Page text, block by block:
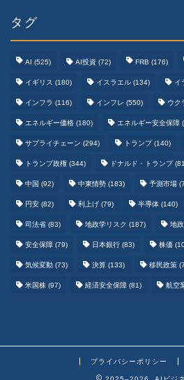
タグ
AI (525) AI投資 (72) FRB (176)
イギリス (180) イスラエル (134) イ
インフラ (116) インフレ (550) ウク
エネルギー価格 (180) エネルギー安全保障
サプライチェーン (294) トランプ(140)
トランプ政権 (344) ドナルド・トランプ
中国 (92) 中東情勢 (183) 予測市場
円安 (82) 利上げ (79) 半導体 (140)
司法省 (83) 地政学リスク (187) 地
安全保障 (79) 日本銀行 (83) 株価
気候変動 (73) 決算 (133) 移民政策
米国株 (97) 経済安全保障 (81) 航空
プライバシーポリシー
サ